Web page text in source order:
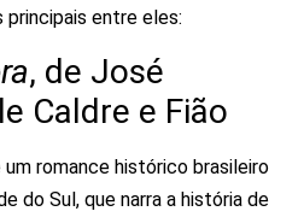
principais entre eles:
, de José
Caldre e Fião
um romance histórico brasileiro
do Sul, que narra a história de